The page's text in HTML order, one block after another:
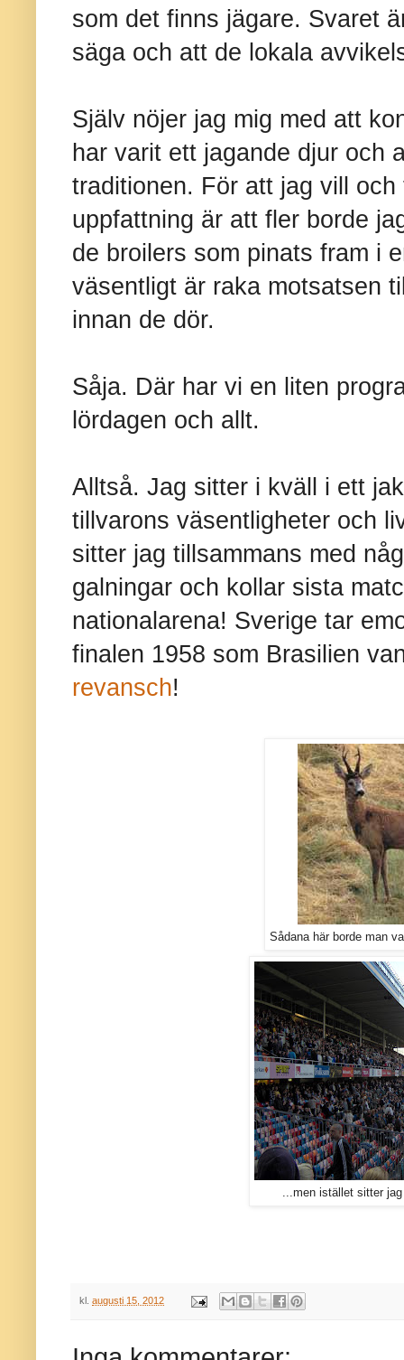
som det finns jägare. Svaret
säga och att de lokala
Själv nöjer jag mig med att
har varit ett jagande djur och
traditionen. För att jag vill
uppfattning är att fler borde
de broilers som pinats fram i
väsentligt är raka motsatsen
innan de dör.
Såja. Där har vi en liten
lördagen och allt.
Alltså. Jag sitter i kväll i ett
tillvarons väsentligheter och
sitter jag tillsammans med
galningar och kollar sista
nationalarena! Sverige tar
finalen 1958 som Brasilien
revansch!
Sådana här borde man
...men istället sitter
kl. augusti 15, 2012